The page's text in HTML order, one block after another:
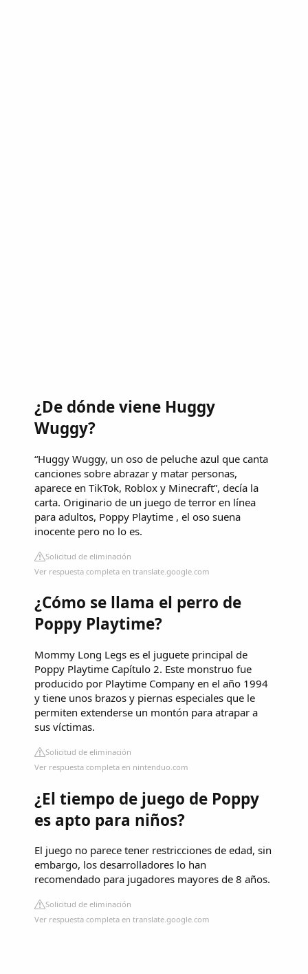
¿De dónde viene Huggy
Wuggy?
“Huggy Wuggy, un oso de peluche azul que canta
canciones sobre abrazar y matar personas,
aparece en TikTok, Roblox y Minecraft”, decía la
carta. Originario de un juego de terror en línea
para adultos, Poppy Playtime , el oso suena
inocente pero no lo es.
Solicitud de eliminación
Ver respuesta completa en translate.google.com
¿Cómo se llama el perro de
Poppy Playtime?
Mommy Long Legs es el juguete principal de
Poppy Playtime Capítulo 2. Este monstruo fue
producido por Playtime Company en el año 1994
y tiene unos brazos y piernas especiales que le
permiten extenderse un montón para atrapar a
sus víctimas.
Solicitud de eliminación
Ver respuesta completa en nintenduo.com
¿El tiempo de juego de Poppy
es apto para niños?
El juego no parece tener restricciones de edad, sin
embargo, los desarrolladores lo han
recomendado para jugadores mayores de 8 años.
Solicitud de eliminación
Ver respuesta completa en translate.google.com